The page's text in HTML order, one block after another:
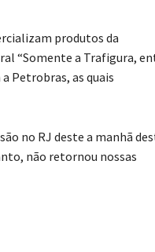
produtos da
“Somente a Trafigura,
Petrobras, as quais
no RJ deste a manhã
não retornou nossas